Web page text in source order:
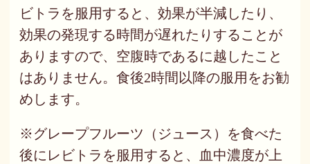
ビトラを服用すると、効果が半減したり、
効果の発現する時間が遅れたりすることが
ありますので、空腹時であるに越したこと
はありません。食後2時間以降の服用をお勧
めします。
※グレープフルーツ（ジュース）を食べた
後にレビトラを服用すると、血中濃度が上